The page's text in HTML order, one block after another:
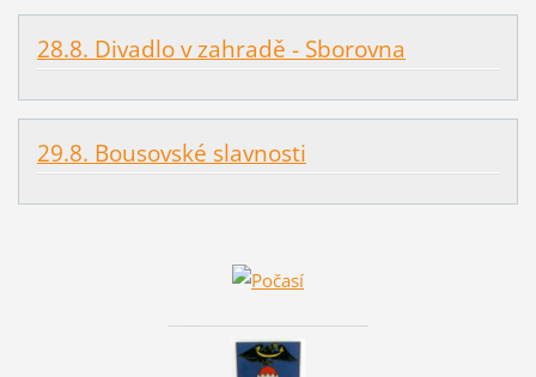
28.8. Divadlo v zahradě - Sborovna
29.8. Bousovské slavnosti